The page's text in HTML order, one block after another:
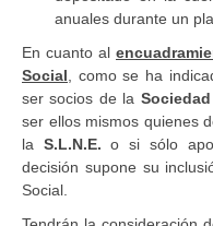
anuales durante un
En cuanto al
Social , como se ha
ser socios de la
ser ellos mismos quienes
la S.L.N.E. o si sólo
decisión supone su
Social.